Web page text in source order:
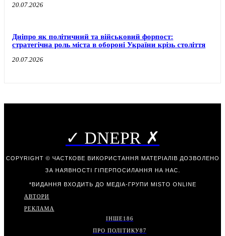
20.07.2026
Дніпро як політичний та військовий форпост:
стратегічна роль міста в обороні України крізь століття
20.07.2026
✓ DNEPR ✗
COPYRIGHT © ЧАСТКОВЕ ВИКОРИСТАННЯ МАТЕРІАЛІВ ДОЗВОЛЕНО
ЗА НАЯВНОСТІ ГІПЕРПОСИЛАННЯ НА НАС.
*ВИДАННЯ ВХОДИТЬ ДО МЕДІА-ГРУПИ MISTO ONLINE
АВТОРИ
РЕКЛАМА
ІНШЕ186
ПРО ПОЛІТИКУ87